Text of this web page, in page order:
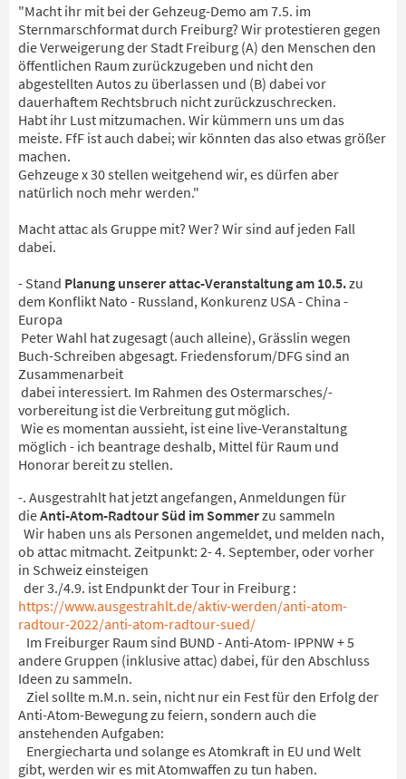
"Macht ihr mit bei der Gehzeug-Demo am 7.5. im
Sternmarschformat durch Freiburg? Wir protestieren gegen
die Verweigerung der Stadt Freiburg (A) den Menschen den
öffentlichen Raum zurückzugeben und nicht den
abgestellten Autos zu überlassen und (B) dabei vor
dauerhaftem Rechtsbruch nicht zurückzuschrecken.
Habt ihr Lust mitzumachen. Wir kümmern uns um das
meiste. FfF ist auch dabei; wir könnten das also etwas größer
machen.
Gehzeuge x 30 stellen weitgehend wir, es dürfen aber
natürlich noch mehr werden."
Macht attac als Gruppe mit? Wer? Wir sind auf jeden Fall
dabei.
- Stand Planung unserer attac-Veranstaltung am 10.5.zu
dem Konflikt Nato - Russland, Konkurenz USA - China -
Europa
Peter Wahl hat zugesagt (auch alleine), Grässlin wegen
Buch-Schreiben abgesagt. Friedensforum/DFG sind an
Zusammenarbeit
dabei interessiert. Im Rahmen des Ostermarsches/-
vorbereitung ist die Verbreitung gut möglich.
Wie es momentan aussieht, ist eine live-Veranstaltung
möglich - ich beantrage deshalb, Mittel für Raum und
Honorar bereit zu stellen.
-. Ausgestrahlt hat jetzt angefangen, Anmeldungen für
dieAnti-Atom-Radtour Süd im Sommerzu sammeln
Wir haben uns als Personen angemeldet, und melden nach,
ob attac mitmacht. Zeitpunkt: 2- 4. September, oder vorher
in Schweiz einsteigen
der 3./4.9. ist Endpunkt der Tour in Freiburg :
https://www.ausgestrahlt.de/aktiv-werden/anti-atom-
radtour-2022/anti-atom-radtour-sued/
Im Freiburger Raum sind BUND - Anti-Atom- IPPNW + 5
andere Gruppen (inklusive attac) dabei, für den Abschluss
Ideen zu sammeln.
Ziel sollte m.M.n. sein, nicht nur ein Fest für den Erfolg der
Anti-Atom-Bewegung zu feiern, sondern auch die
anstehenden Aufgaben:
Energiecharta und solange es Atomkraft in EU und Welt
gibt, werden wir es mit Atomwaffen zu tun haben.